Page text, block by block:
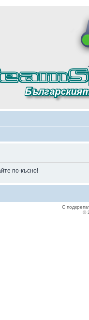
по-късно!
С
©